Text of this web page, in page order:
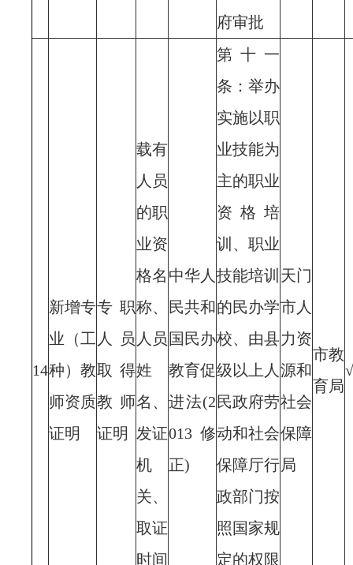
府审批
14
新增专
业（工
种）教
师资质
证明
专职
人员
取得
教师
证明
载有
人员
的职
业资
格名
称、
人员
姓
名、
发证
机
关、
取证
时间
中华人
民共和
国民办
教育促
进法(2
013修
正)
第十一
条：举办
实施以职
业技能为
主的职业
资格培
训、职业
技能培训
的民办学
校、由县
级以上人
民政府劳
动和社会
保障厅行
政部门按
照国家规
定的权限
天门
市人
力资
源和
社会
保障
局
市教
育局
√